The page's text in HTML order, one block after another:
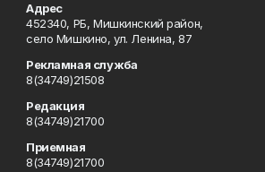
Адрес
452340, РБ, Мишкинский район,
село Мишкино, ул. Ленина, 87
Рекламная служба
8(34749)21508
Редакция
8(34749)21700
Приемная
8(34749)21700